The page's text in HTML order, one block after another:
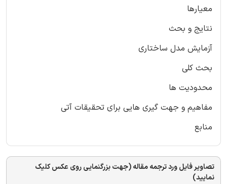
معیارها
نتایج و بحث
آزمایش مدل ساختاری
بحث کلی
محدودیت ها
مفاهیم و جهت گیری هایی برای تحقیقات آتی
منابع
تصاویر فایل ورد ترجمه مقاله (جهت بزرگنمایی روی عکس کلیک
نمایید)